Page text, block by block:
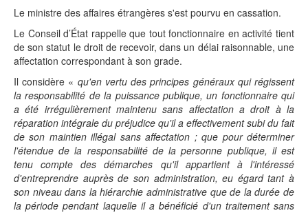
Le ministre des affaires étrangères s'est pourvu en cassation.
Le Conseil d’État rappelle que tout fonctionnaire en activité tient
de son statut le droit de recevoir, dans un délai raisonnable, une
affectation correspondant à son grade.
Il considère « qu'en vertu des principes généraux qui régissent
la responsabilité de la puissance publique, un fonctionnaire qui
a été irrégulièrement maintenu sans affectation a droit à la
réparation intégrale du préjudice qu'il a effectivement subi du fait
de son maintien illégal sans affectation ; que pour déterminer
l'étendue de la responsabilité de la personne publique, il est
tenu compte des démarches qu'il appartient à l'intéressé
d'entreprendre auprès de son administration, eu égard tant à
son niveau dans la hiérarchie administrative que de la durée de
la période pendant laquelle il a bénéficié d'un traitement sans